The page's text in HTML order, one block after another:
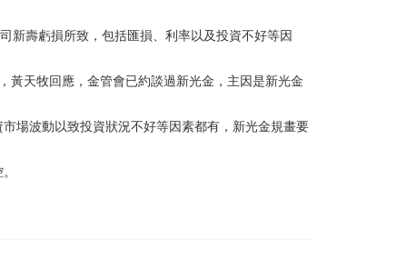
新壽虧損所致，包括匯損、利率以及投資不好等因
黃天牧回應，金管會已約談過新光金，主因是新光金
場波動以致投資狀況不好等因素都有，新光金規畫要